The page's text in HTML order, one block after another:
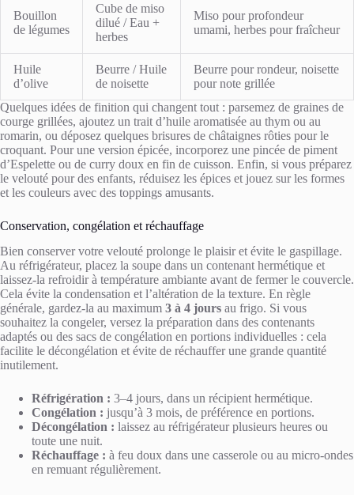
Bouillon
de légumes
Cube de miso
dilué / Eau +
herbes
Miso pour profondeur
umami, herbes pour fraîcheur
Huile
d’olive
Beurre / Huile
de noisette
Beurre pour rondeur, noisette
pour note grillée
Quelques idées de finition qui changent tout : parsemez de graines de
courge grillées, ajoutez un trait d’huile aromatisée au thym ou au
romarin, ou déposez quelques brisures de châtaignes rôties pour le
croquant. Pour une version épicée, incorporez une pincée de piment
d’Espelette ou de curry doux en fin de cuisson. Enfin, si vous préparez
le velouté pour des enfants, réduisez les épices et jouez sur les formes
et les couleurs avec des toppings amusants.
Conservation, congélation et réchauffage
Bien conserver votre velouté prolonge le plaisir et évite le gaspillage.
Au réfrigérateur, placez la soupe dans un contenant hermétique et
laissez-la refroidir à température ambiante avant de fermer le couvercle.
Cela évite la condensation et l’altération de la texture. En règle
générale, gardez-la au maximum 3 à 4 jours au frigo. Si vous
souhaitez la congeler, versez la préparation dans des contenants
adaptés ou des sacs de congélation en portions individuelles : cela
facilite le décongélation et évite de réchauffer une grande quantité
inutilement.
Réfrigération : 3–4 jours, dans un récipient hermétique.
Congélation : jusqu’à 3 mois, de préférence en portions.
Décongélation : laissez au réfrigérateur plusieurs heures ou
toute une nuit.
Réchauffage : à feu doux dans une casserole ou au micro-ondes
en remuant régulièrement.